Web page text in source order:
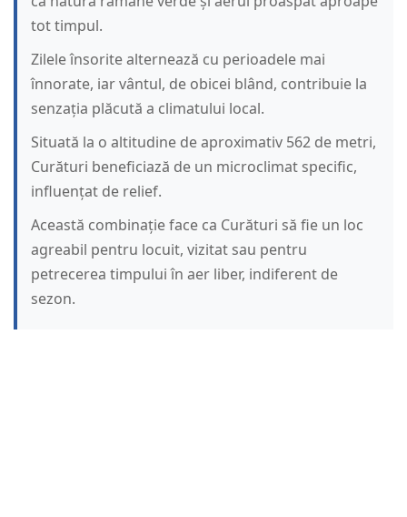
tot timpul.
Zilele însorite alternează cu perioadele mai
înnorate, iar vântul, de obicei blând, contribuie la
senzația plăcută a climatului local.
Situată la o altitudine de aproximativ 562 de metri,
Curături beneficiază de un microclimat specific,
influențat de relief.
Această combinație face ca Curături să fie un loc
agreabil pentru locuit, vizitat sau pentru
petrecerea timpului în aer liber, indiferent de
sezon.